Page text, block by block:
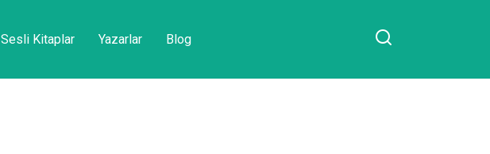
Sesli Kitaplar Yazarlar Blog